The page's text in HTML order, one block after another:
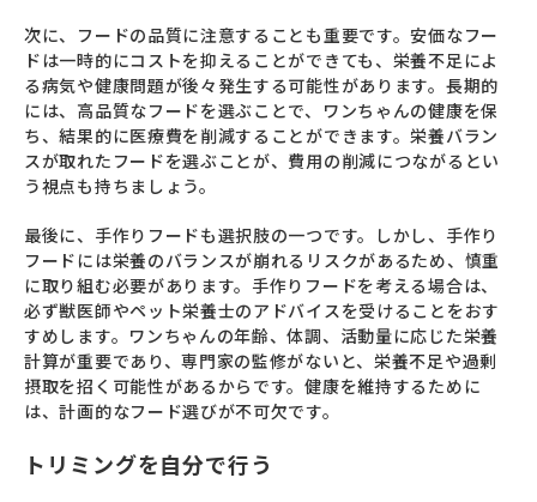
次に、フードの品質に注意することも重要です。安価なフー
ドは一時的にコストを抑えることができても、栄養不足によ
る病気や健康問題が後々発生する可能性があります。長期的
には、高品質なフードを選ぶことで、ワンちゃんの健康を保
ち、結果的に医療費を削減することができます。栄養バラン
スが取れたフードを選ぶことが、費用の削減につながるとい
う視点も持ちましょう。
最後に、手作りフードも選択肢の一つです。しかし、手作り
フードには栄養のバランスが崩れるリスクがあるため、慎重
に取り組む必要があります。手作りフードを考える場合は、
必ず獣医師やペット栄養士のアドバイスを受けることをおす
すめします。ワンちゃんの年齢、体調、活動量に応じた栄養
計算が重要であり、専門家の監修がないと、栄養不足や過剰
摂取を招く可能性があるからです。健康を維持するために
は、計画的なフード選びが不可欠です。
トリミングを自分で行う